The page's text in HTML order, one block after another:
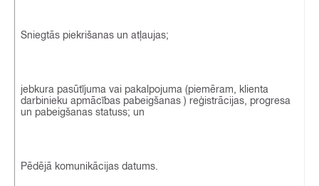
Sniegtās piekrišanas un atļaujas;
jebkura pasūtījuma vai pakalpojuma (piemēram, klienta
darbinieku apmācības pabeigšanas ) reģistrācijas, progresa
un pabeigšanas statuss; un
Pēdējā komunikācijas datums.